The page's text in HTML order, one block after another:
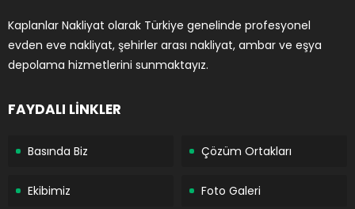
Kaplanlar Nakliyat olarak Türkiye genelinde profesyonel
evden eve nakliyat, şehirler arası nakliyat, ambar ve eşya
depolama hizmetlerini sunmaktayız.
FAYDALI LİNKLER
Basında Biz Çözüm Ortakları
Ekibimiz Foto Galeri